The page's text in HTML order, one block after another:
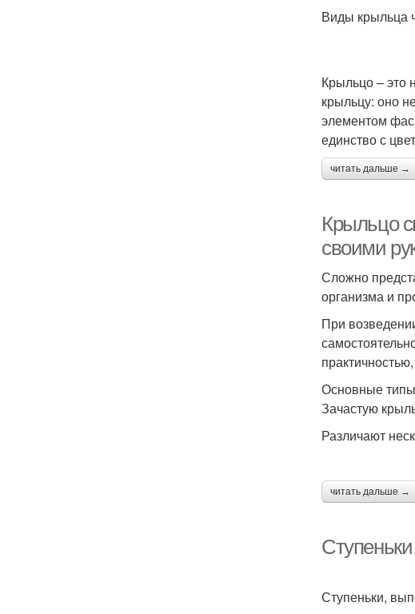
Виды крыльца
Крыльцо – это
крыльцу: оно
элементом
единство с
читать дальше →
Крыльцо
своими
Сложно
организма и
При
Основные
Зачастую
Различают
читать дальше →
Ступеньки,